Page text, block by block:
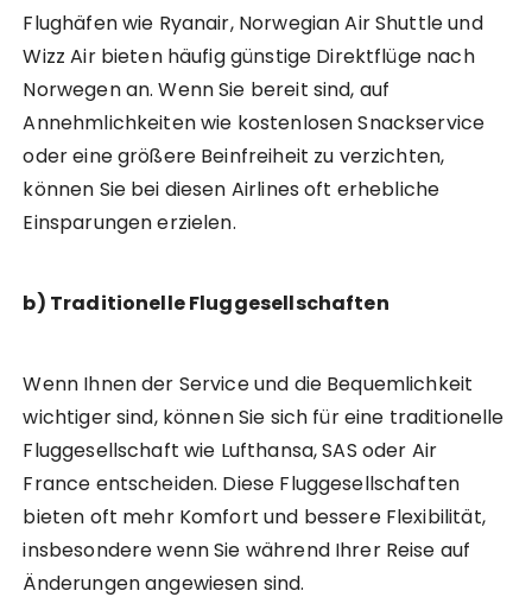
Flughäfen wie Ryanair, Norwegian Air Shuttle und
Wizz Air bieten häufig günstige Direktflüge nach
Norwegen an. Wenn Sie bereit sind, auf
Annehmlichkeiten wie kostenlosen Snackservice
oder eine größere Beinfreiheit zu verzichten,
können Sie bei diesen Airlines oft erhebliche
Einsparungen erzielen.
b) Traditionelle Fluggesellschaften
Wenn Ihnen der Service und die Bequemlichkeit
wichtiger sind, können Sie sich für eine traditionelle
Fluggesellschaft wie Lufthansa, SAS oder Air
France entscheiden. Diese Fluggesellschaften
bieten oft mehr Komfort und bessere Flexibilität,
insbesondere wenn Sie während Ihrer Reise auf
Änderungen angewiesen sind.